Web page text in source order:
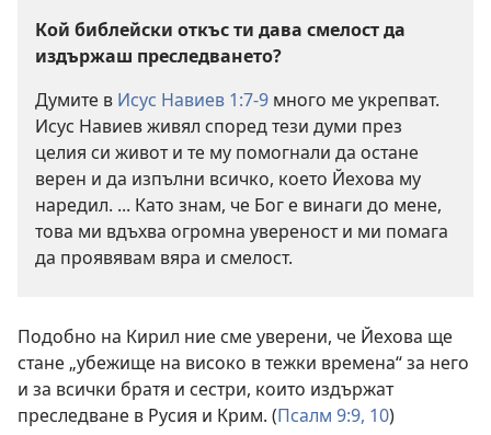
Кой библейски откъс ти дава смелост да
издържаш преследването?
Думите в Исус Навиев 1:7-9 много ме укрепват.
Исус Навиев живял според тези думи през
целия си живот и те му помогнали да остане
верен и да изпълни всичко, което Йехова му
наредил. ... Като знам, че Бог е винаги до мене,
това ми вдъхва огромна увереност и ми помага
да проявявам вяра и смелост.
Подобно на Кирил ние сме уверени, че Йехова ще
стане „убежище на високо в тежки времена“ за него
и за всички братя и сестри, които издържат
преследване в Русия и Крим. (Псалм 9:9, 10)